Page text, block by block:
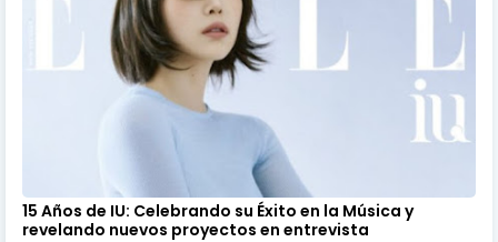
15 Años de IU: Celebrando su Éxito en la Música y
revelando nuevos proyectos en entrevista